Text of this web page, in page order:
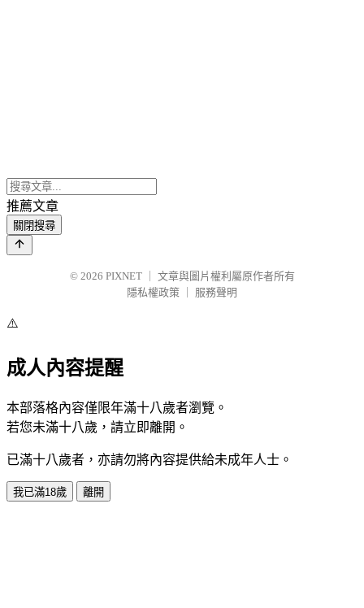
推薦文章
關閉搜尋
© 2026 PIXNET
文章與圖片權利屬原作者所有
隱私權政策
服務聲明
⚠️
成人內容提醒
本部落格內容僅限年滿十八歲者瀏覽。
若您未滿十八歲，請立即離開。
已滿十八歲者，亦請勿將內容提供給未成年人士。
我已滿18歲 離開